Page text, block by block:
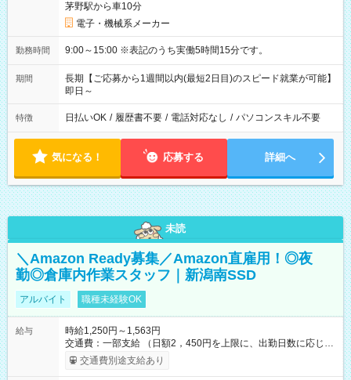
茅野駅から車10分
電子・機械系メーカー
勤務時間 9:00～15:00 ※表記のうち実働5時間15分です。
期間
長期【ご応募から1週間以内(最短2日目)のスピード就業が可能】
即日～
特徴 日払いOK / 履歴書不要 / 電話対応なし / パソコンスキル不要
気になる！ 応募する 詳細へ
未読
＼Amazon Ready募集／Amazon直雇用！◎夜
勤◎倉庫内作業スタッフ｜新潟南SSD
アルバイト 職種未経験OK
給与
時給1,250円～1,563円
交通費：一部支給 （日額2，450円を上限に、出勤日数に応じて
実費支給） ※22:00～翌5:00までは時給25%UP！ ■給与前払い
制度あり ※前払い額の上限あり、手数料無料（Amazon負担）
交通費別途支給あり